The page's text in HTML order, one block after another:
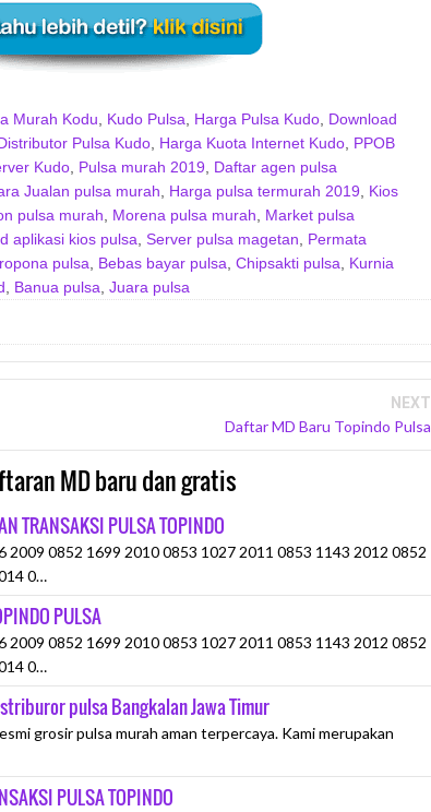
Murah Kodu Kudo Pulsa Harga Pulsa Kudo Download
Pulsa Kudo Harga Kuota Internet Kudo PPOB
Kudo Pulsa murah 2019
Daftar agen pulsa
Jualan pulsa murah Harga pulsa termurah 2019
Kios
pulsa murah Morena pulsa murah
Market pulsa
aplikasi kios pulsa Server pulsa magetan
Permata
pulsa Bebas bayar pulsa Chipsakti pulsa
Kurnia
Banua pulsa Juara pulsa
NEXT
Daftar MD Baru Topindo Pulsa
MD baru dan gratis
TRANSAKSI PULSA TOPINDO
2009 0852 1699 2010 0853 1027 2011 0853 1143 2012 0852
0…
PULSA
2009 0852 1699 2010 0853 1027 2011 0853 1143 2012 0852
0…
pulsa Bangkalan Jawa Timur
grosir pulsa murah aman terpercaya. Kami merupakan
PULSA TOPINDO